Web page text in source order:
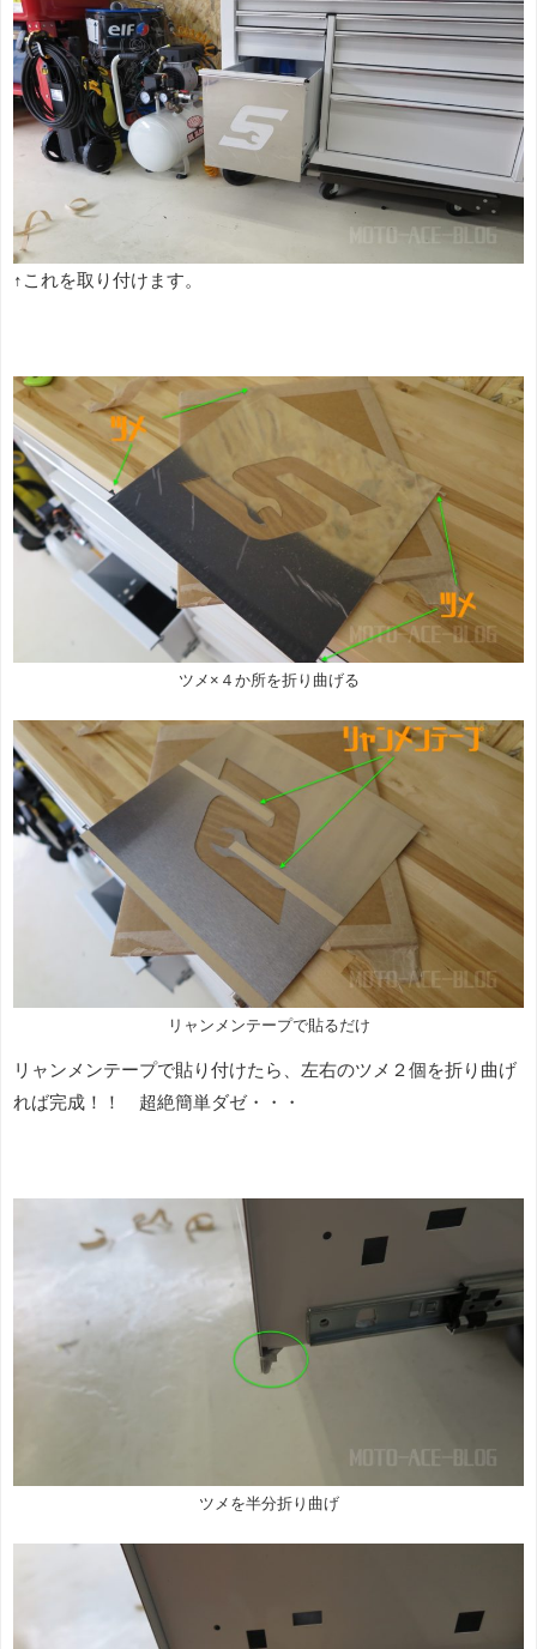
↑これを取り付けます。
ツメ×４か所を折り曲げる
リャンメンテープで貼るだけ
リャンメンテープで貼り付けたら、左右のツメ２個を折り曲げ
れば完成！！ 超絶簡単ダゼ・・・
ツメを半分折り曲げ